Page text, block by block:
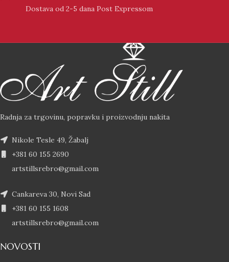
Dostava od 2-5 dana Post Expressom
Radnja za trgovinu, popravku i proizvodnju nakita
Nikole Tesle 49, Žabalj
+381 60 155 2690
artstillsrebro@gmail.com
Cankareva 30, Novi Sad
+381 60 155 1608
artstillsrebro@gmail.com
NOVOSTI